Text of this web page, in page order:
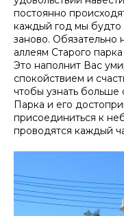
постоянно
каждый год мы будто
заново. Обязательно
аллеям Старого
Это наполнит Вас
спокойствием и
чтобы узнать больше
Парка и его
присоединиться к
проводятся каждый